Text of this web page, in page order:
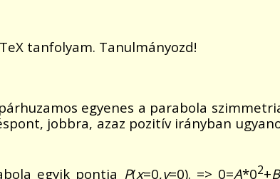
tanfolyam. Tanulmányozd!
egyenes a parabola
jobbra, azaz pozitív irányban
egyik pontja P(x=0,y=0). => 0=A*02+B